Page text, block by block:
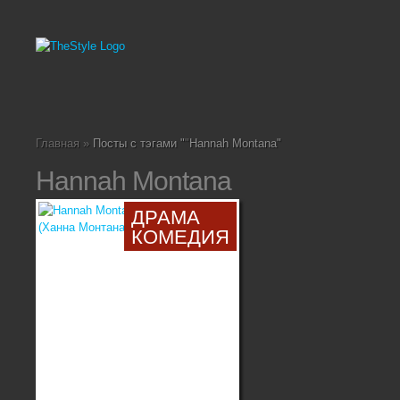
Главная » Посты с тэгами ""Hannah Montana"
Hannah Montana
ДРАМА
КОМЕДИЯ